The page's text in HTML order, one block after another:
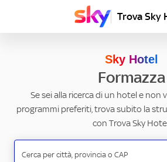
Trova Sky
Sky Hotel
Formazza
Se sei alla ricerca di un hotel e non
programmi preferiti, trova subito la
con Trova Sky